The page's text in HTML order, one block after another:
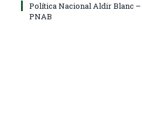
Política Nacional Aldir Blanc –
PNAB